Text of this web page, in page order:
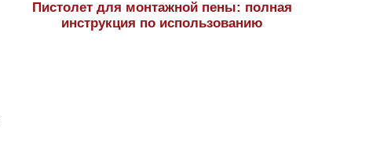
Пистолет для монтажной пены: полная
инструкция по использованию